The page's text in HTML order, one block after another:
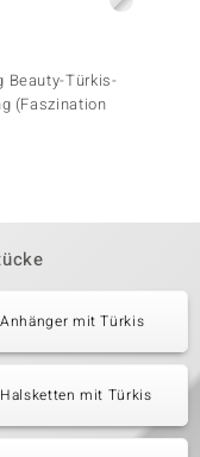
Beauty-Türkis-
(Faszination
Anhänger mit Türkis
Halsketten mit Türkis